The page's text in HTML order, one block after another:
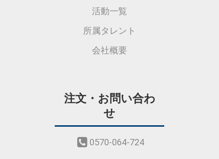
活動一覧
所属タレント
会社概要
注文・お問い合わ
せ
0570-064-724